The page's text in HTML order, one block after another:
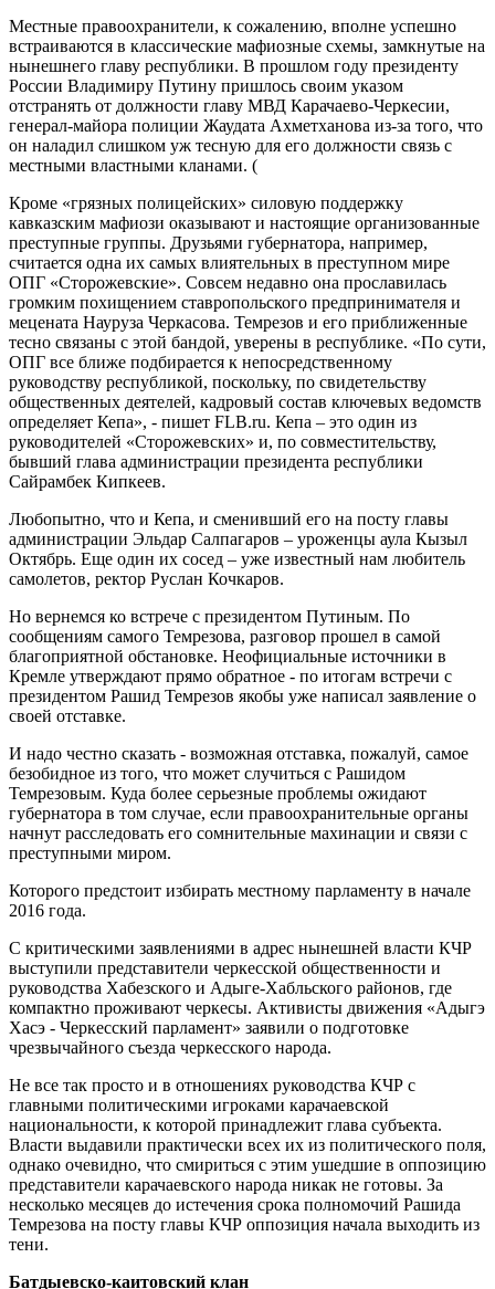
Местные правоохранители, к сожалению, вполне успешно
встраиваются в классические мафиозные схемы, замкнутые на
нынешнего главу республики. В прошлом году президенту
России Владимиру Путину пришлось своим указом
отстранять от должности главу МВД Карачаево-Черкесии,
генерал-майора полиции Жаудата Ахметханова из-за того, что
он наладил слишком уж тесную для его должности связь с
местными властными кланами. (
Кроме «грязных полицейских» силовую поддержку
кавказским мафиози оказывают и настоящие организованные
преступные группы. Друзьями губернатора, например,
считается одна их самых влиятельных в преступном мире
ОПГ «Сторожевские». Совсем недавно она прославилась
громким похищением ставропольского предпринимателя и
мецената Науруза Черкасова. Темрезов и его приближенные
тесно связаны с этой бандой, уверены в республике. «По сути,
ОПГ все ближе подбирается к непосредственному
руководству республикой, поскольку, по свидетельству
общественных деятелей, кадровый состав ключевых ведомств
определяет Кепа», - пишет FLB.ru. Кепа – это один из
руководителей «Сторожевских» и, по совместительству,
бывший глава администрации президента республики
Сайрамбек Кипкеев.
Любопытно, что и Кепа, и сменивший его на посту главы
администрации Эльдар Салпагаров – уроженцы аула Кызыл
Октябрь. Еще один их сосед – уже известный нам любитель
самолетов, ректор Руслан Кочкаров.
Но вернемся ко встрече с президентом Путиным. По
сообщениям самого Темрезова, разговор прошел в самой
благоприятной обстановке. Неофициальные источники в
Кремле утверждают прямо обратное - по итогам встречи с
президентом Рашид Темрезов якобы уже написал заявление о
своей отставке.
И надо честно сказать - возможная отставка, пожалуй, самое
безобидное из того, что может случиться с Рашидом
Темрезовым. Куда более серьезные проблемы ожидают
губернатора в том случае, если правоохранительные органы
начнут расследовать его сомнительные махинации и связи с
преступными миром.
Которого предстоит избирать местному парламенту в начале
2016 года.
С критическими заявлениями в адрес нынешней власти КЧР
выступили представители черкесской общественности и
руководства Хабезского и Адыге-Хабльского районов, где
компактно проживают черкесы. Активисты движения «Адыгэ
Хасэ - Черкесский парламент» заявили о подготовке
чрезвычайного съезда черкесского народа.
Не все так просто и в отношениях руководства КЧР с
главными политическими игроками карачаевской
национальности, к которой принадлежит глава субъекта.
Власти выдавили практически всех их из политического поля,
однако очевидно, что смириться с этим ушедшие в оппозицию
представители карачаевского народа никак не готовы. За
несколько месяцев до истечения срока полномочий Рашида
Темрезова на посту главы КЧР оппозиция начала выходить из
тени.
Батдыевско-каитовский клан